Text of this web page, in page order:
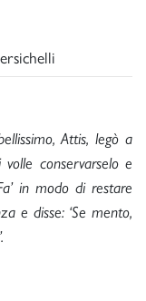
Attis, legò a
conservarselo e
in modo di restare
e disse: ‘Se mento,